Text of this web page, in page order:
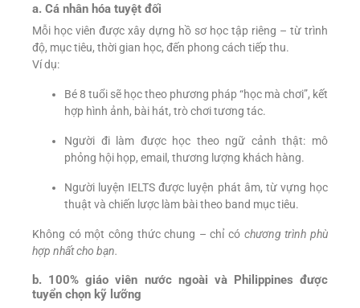
a. Cá nhân hóa tuyệt đối
Mỗi học viên được xây dựng hồ sơ học tập riêng – từ trình
độ, mục tiêu, thời gian học, đến phong cách tiếp thu.
Ví dụ:
Bé 8 tuổi sẽ học theo phương pháp “học mà chơi”, kết
hợp hình ảnh, bài hát, trò chơi tương tác.
Người đi làm được học theo ngữ cảnh thật: mô
phỏng hội họp, email, thương lượng khách hàng.
Người luyện IELTS được luyện phát âm, từ vựng học
thuật và chiến lược làm bài theo band mục tiêu.
Không có một công thức chung – chỉ có chương trình phù
hợp nhất cho bạn.
b. 100% giáo viên nước ngoài và Philippines được
tuyển chọn kỹ lưỡng